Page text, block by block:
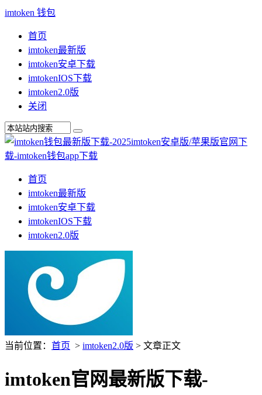
imtoken 钱包
首页
imtoken最新版
imtoken安卓下载
imtokenIOS下载
imtoken2.0版
关闭
首页
imtoken最新版
imtoken安卓下载
imtokenIOS下载
imtoken2.0版
当前位置： 首页 > imtoken2.0版 > 文章正文
imtoken官网最新版下载-